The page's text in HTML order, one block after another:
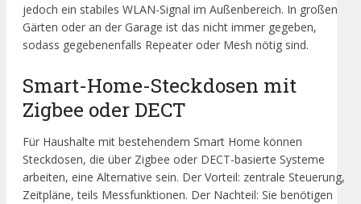
jedoch ein stabiles WLAN-Signal im Außenbereich. In großen
Gärten oder an der Garage ist das nicht immer gegeben,
sodass gegebenenfalls Repeater oder Mesh nötig sind.
Smart-Home-Steckdosen mit
Zigbee oder DECT
Für Haushalte mit bestehendem Smart Home können
Steckdosen, die über Zigbee oder DECT-basierte Systeme
arbeiten, eine Alternative sein. Der Vorteil: zentrale Steuerung,
Zeitpläne, teils Messfunktionen. Der Nachteil: Sie benötigen